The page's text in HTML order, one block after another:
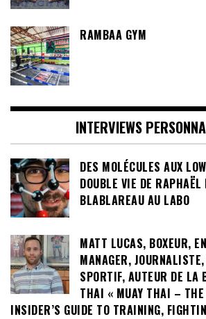
RAMBAA GYM
INTERVIEWS
DES MOLÉCULES AUX
DOUBLE VIE DE
BLABLAREAU AU LABO
MATT LUCAS, BOXEUR,
MANAGER,
SPORTIF, AUTEUR DE LA
THAI « MUAY THAI – THE
INSIDER’S GUIDE TO TRAINING,